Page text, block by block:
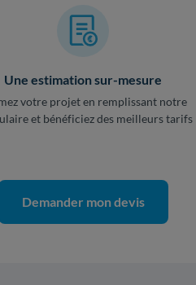
Une estimation sur-mesure
votre projet en remplissant notre
et bénéficiez des meilleurs tarifs
Demander mon devis